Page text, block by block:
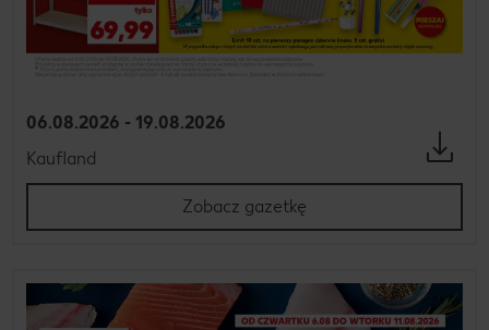
06.08.2026 - 19.08.2026
Kaufland
Zobacz gazetkę